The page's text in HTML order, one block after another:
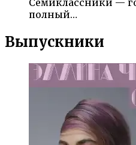
Семиклассники —
полный…
Выпускники